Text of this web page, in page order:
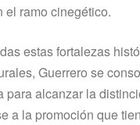
el ramo cinegético.
estas fortalezas
Guerrero se
para alcanzar la
a la promoción que